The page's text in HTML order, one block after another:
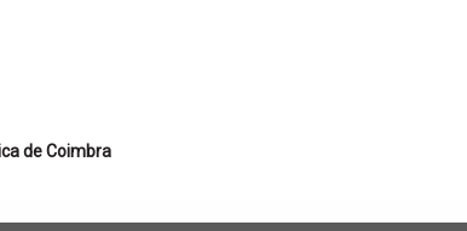
de Coimbra